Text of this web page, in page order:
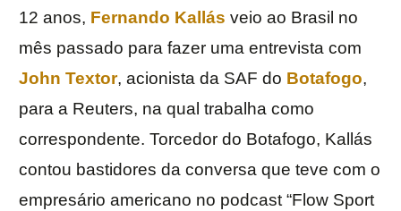
12 anos, Fernando Kallás veio ao Brasil no
mês passado para fazer uma entrevista com
John Textor, acionista da SAF do Botafogo,
para a Reuters, na qual trabalha como
correspondente. Torcedor do Botafogo, Kallás
contou bastidores da conversa que teve com o
empresário americano no podcast “Flow Sport